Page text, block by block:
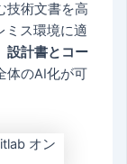
技術文書を高
ミス環境に適
設計書とコー
体のAI化が可